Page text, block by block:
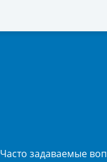
Часто задаваемые